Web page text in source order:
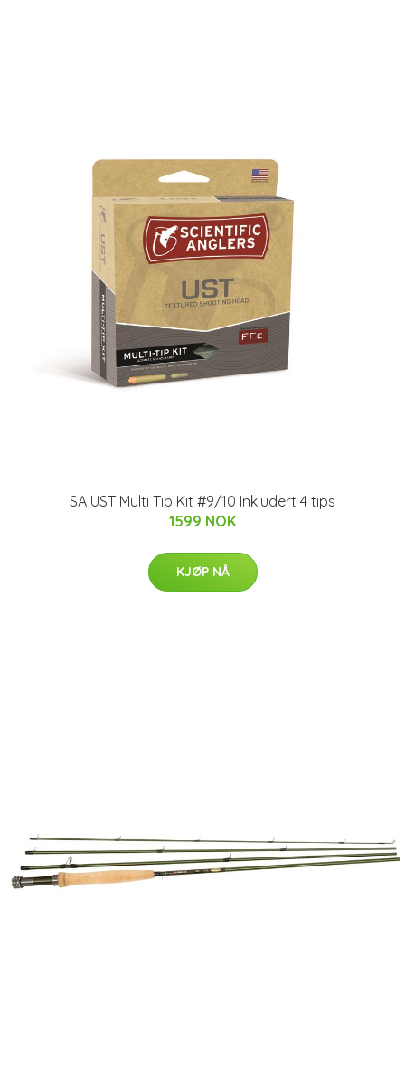
SA UST Multi Tip Kit #9/10 Inkludert 4 tips
1599 NOK
KJØP NÅ